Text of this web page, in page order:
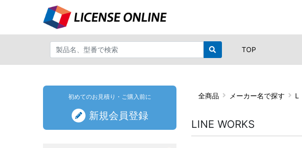
TOP
全商品 メーカー名で探す L
LINE WORKS
初めてのお見積り・ご購入前に
新規会員登録